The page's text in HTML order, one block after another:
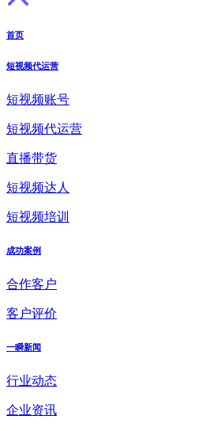
首页
短视频代运营
短视频账号
短视频代运营
直播带货
短视频达人
短视频培训
成功案例
合作客户
客户评价
一瞬新闻
行业动态
企业资讯